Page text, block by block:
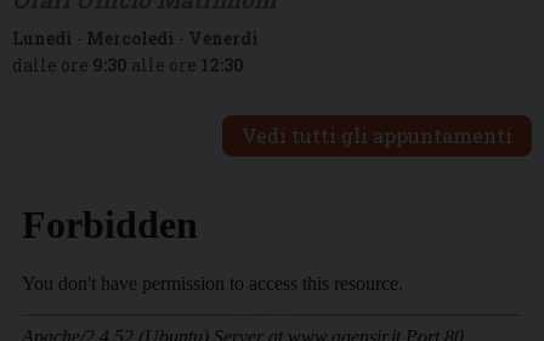
Lunedì - Mercoledì - Venerdì
dalle ore 9:30 alle ore 12:30
Vedi tutti gli appuntamenti